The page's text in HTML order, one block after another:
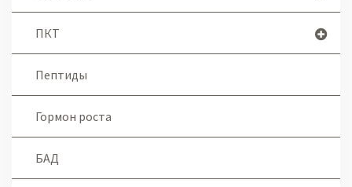
ПКТ
Пептиды
Гормон роста
БАД